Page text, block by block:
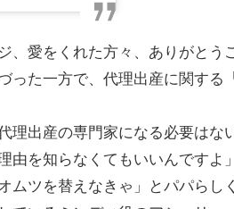
、愛をくれた方々、ありがとう
った一方で、代理出産に関する
理出産の専門家になる必要はな
を知らなくてもいいんですよ
ツを替えなきゃ」とパパらし